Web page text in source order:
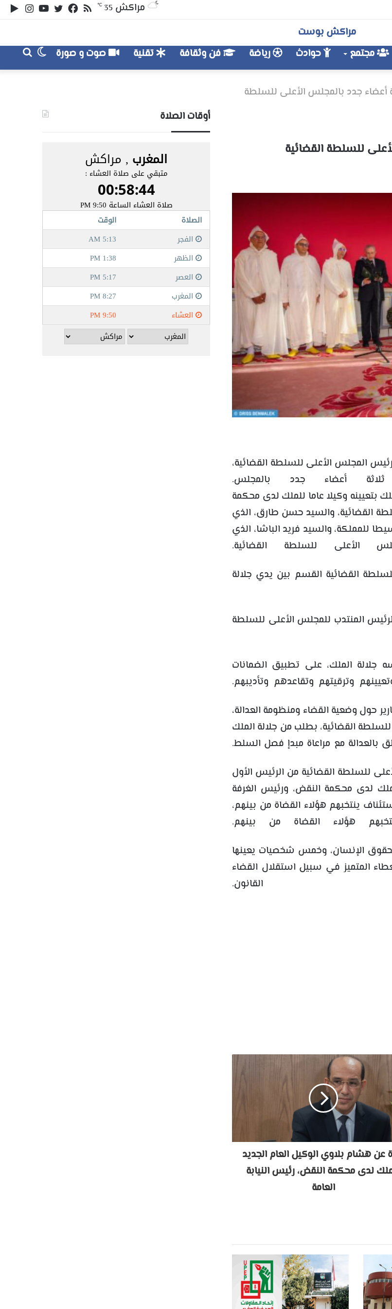
يوتيوبتويتر
فيسبوكملخص
الموقع
مراكش 35
℃
مراكش بوست
مجتمع حوادث رياضة فن وثقافة تقنية صوت و صورة
بحث
عن
الوضع
المظلم
أعضاء جدد بالمجلس الأعلى للسلطة
للسلطة القضائية
المجلس الأعلى للسلطة القضائية،
ثلاثة أعضاء جدد بالمجلس.
بتعيينه وكيلا عاما للملك لدى محكمة
القضائية، والسيد حسن طارق، الذي
للمملكة، والسيد فريد الباشا، الذي
الأعلى للسلطة القضائية.
القضائية القسم بين يدي جلالة
المنتدب للمجلس الأعلى للسلطة
جلالة الملك، على تطبيق الضمانات
وترقيتهم وتقاعدهم وتأديبهم.
حول وضعية القضاء ومنظومة العدالة،
القضائية، بطلب من جلالة الملك
بالعدالة مع مراعاة مبدإ فصل السلط.
المجلس الأعلى للسلطة القضائية من الرئيس الأول
لدى محكمة النقض، ورئيس الغرفة
ينتخبهم هؤلاء القضاة من بينهم،
هؤلاء القضاة من بينهم.
الإنسان، وخمس شخصيات يعينها
المتميز في سبيل استقلال القضاء
عن هشام بلاوي الوكيل العام الجديد
لدى محكمة النقض، رئيس النيابة
العامة
أوقات الصلاة